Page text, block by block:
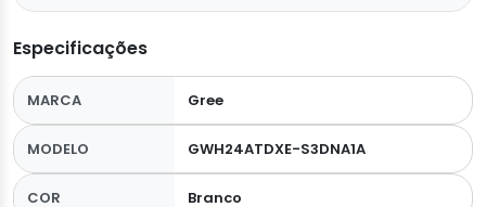
Especificações
MARCA Gree
MODELO GWH24ATDXE-S3DNA1A
COR Branco